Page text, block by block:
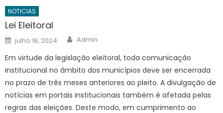
NOTICIAS
Lei Eleitoral
Posted
on
julho 18, 2024 Author
Admin
Em virtude da legislação eleitoral, toda comunicação
institucional no âmbito dos municípios deve ser encerrada
no prazo de três meses anteriores ao pleito. A divulgação de
notícias em portais institucionais também é afetada pelas
regras das eleições. Deste modo, em cumprimento ao